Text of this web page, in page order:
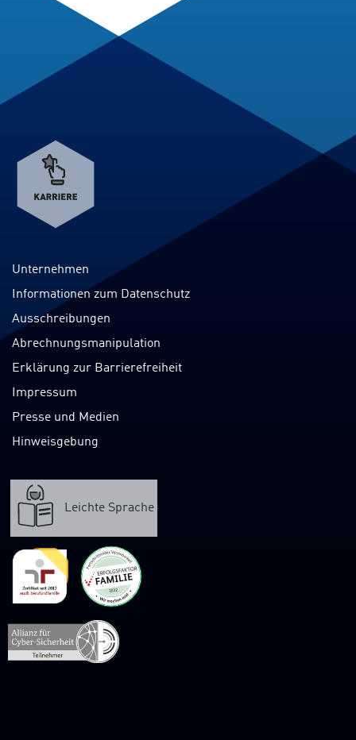
Verweis
zum
Karriereportal
Unternehmen
Informationen zum Datenschutz
Ausschreibungen
Abrechnungsmanipulation
Erklärung zur Barrierefreiheit
Impressum
Presse und Medien
Hinweisgebung
Leichte Sprache
Verweis
zur
Webpräsenz